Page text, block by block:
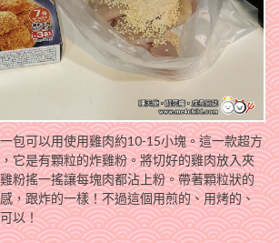
包可以用使用雞肉約10-15小塊。這一款超方
它是有顆粒的炸雞粉。將切好的雞肉放入夾
粉搖一搖讓每塊肉都沾上粉。帶著顆粒狀的
，跟炸的一樣！不過這個用煎的、用烤的、
以！